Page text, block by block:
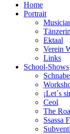
Home
Portrait
Ektaal
Verein
Links
School-Shows
¡Let´s
Ceol
The
Ssassa